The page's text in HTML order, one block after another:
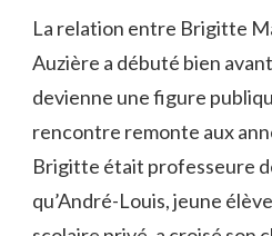
La relation entre Brigitte
Auzière a débuté bien
devienne une figure
rencontre remonte aux
Brigitte était professeure
qu’André-Louis, jeune